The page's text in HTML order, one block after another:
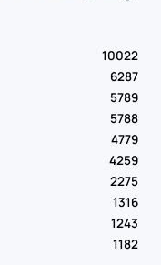
10022
6287
5789
5788
4779
4259
2275
1316
1243
1182